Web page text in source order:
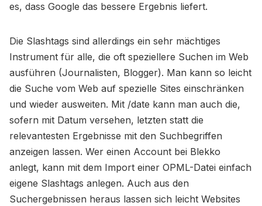
es, dass Google das bessere Ergebnis liefert.
Die Slashtags sind allerdings ein sehr mächtiges
Instrument für alle, die oft speziellere Suchen im Web
ausführen (Journalisten, Blogger). Man kann so leicht
die Suche vom Web auf spezielle Sites einschränken
und wieder ausweiten. Mit /date kann man auch die,
sofern mit Datum versehen, letzten statt die
relevantesten Ergebnisse mit den Suchbegriffen
anzeigen lassen. Wer einen Account bei Blekko
anlegt, kann mit dem Import einer OPML-Datei einfach
eigene Slashtags anlegen. Auch aus den
Suchergebnissen heraus lassen sich leicht Websites